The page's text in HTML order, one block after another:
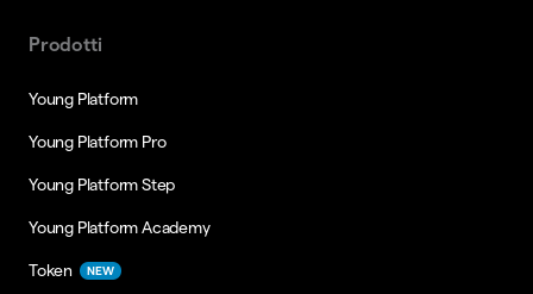
Prodotti
Young Platform
Young Platform Pro
Young Platform Step
Young Platform Academy
Token NEW